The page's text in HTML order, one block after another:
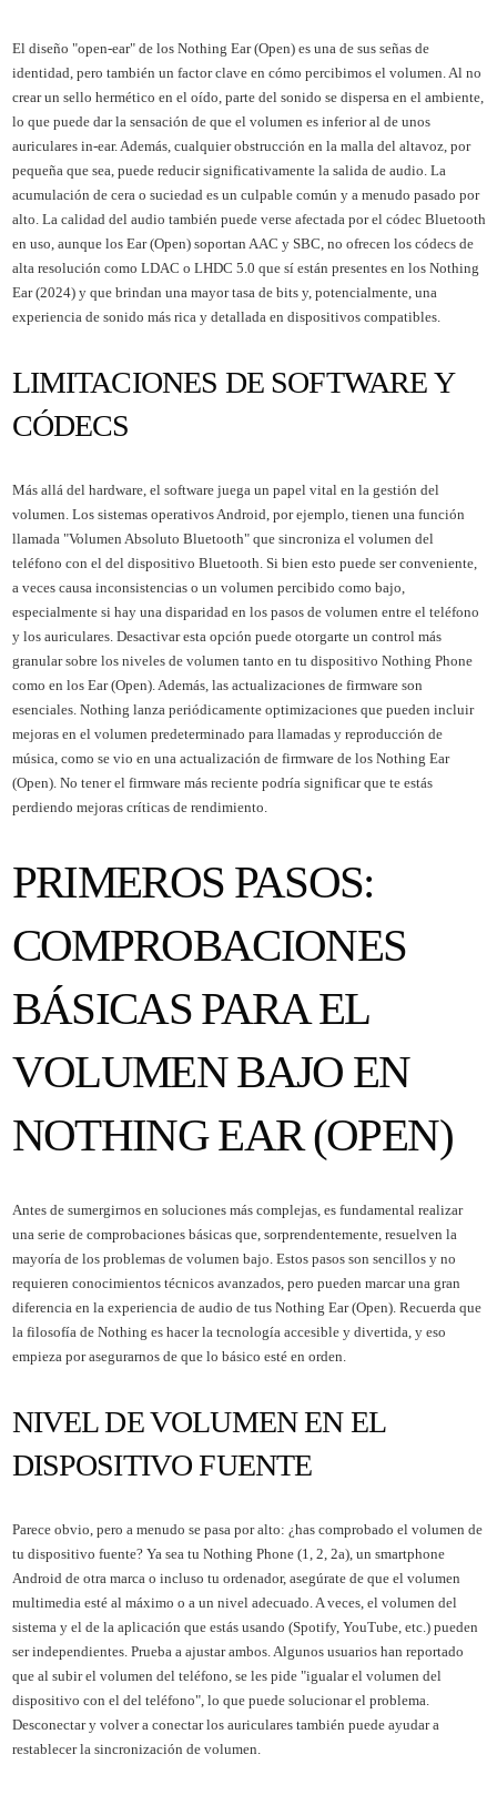
El diseño "open-ear" de los Nothing Ear (Open) es una de sus señas de
identidad, pero también un factor clave en cómo percibimos el volumen. Al no
crear un sello hermético en el oído, parte del sonido se dispersa en el ambiente,
lo que puede dar la sensación de que el volumen es inferior al de unos
auriculares in-ear. Además, cualquier obstrucción en la malla del altavoz, por
pequeña que sea, puede reducir significativamente la salida de audio. La
acumulación de cera o suciedad es un culpable común y a menudo pasado por
alto. La calidad del audio también puede verse afectada por el códec Bluetooth
en uso, aunque los Ear (Open) soportan AAC y SBC, no ofrecen los códecs de
alta resolución como LDAC o LHDC 5.0 que sí están presentes en los Nothing
Ear (2024) y que brindan una mayor tasa de bits y, potencialmente, una
experiencia de sonido más rica y detallada en dispositivos compatibles.
LIMITACIONES DE SOFTWARE Y
CÓDECS
Más allá del hardware, el software juega un papel vital en la gestión del
volumen. Los sistemas operativos Android, por ejemplo, tienen una función
llamada "Volumen Absoluto Bluetooth" que sincroniza el volumen del
teléfono con el del dispositivo Bluetooth. Si bien esto puede ser conveniente,
a veces causa inconsistencias o un volumen percibido como bajo,
especialmente si hay una disparidad en los pasos de volumen entre el teléfono
y los auriculares. Desactivar esta opción puede otorgarte un control más
granular sobre los niveles de volumen tanto en tu dispositivo Nothing Phone
como en los Ear (Open). Además, las actualizaciones de firmware son
esenciales. Nothing lanza periódicamente optimizaciones que pueden incluir
mejoras en el volumen predeterminado para llamadas y reproducción de
música, como se vio en una actualización de firmware de los Nothing Ear
(Open). No tener el firmware más reciente podría significar que te estás
perdiendo mejoras críticas de rendimiento.
PRIMEROS PASOS:
COMPROBACIONES
BÁSICAS PARA EL
VOLUMEN BAJO EN
NOTHING EAR (OPEN)
Antes de sumergirnos en soluciones más complejas, es fundamental realizar
una serie de comprobaciones básicas que, sorprendentemente, resuelven la
mayoría de los problemas de volumen bajo. Estos pasos son sencillos y no
requieren conocimientos técnicos avanzados, pero pueden marcar una gran
diferencia en la experiencia de audio de tus Nothing Ear (Open). Recuerda que
la filosofía de Nothing es hacer la tecnología accesible y divertida, y eso
empieza por asegurarnos de que lo básico esté en orden.
NIVEL DE VOLUMEN EN EL
DISPOSITIVO FUENTE
Parece obvio, pero a menudo se pasa por alto: ¿has comprobado el volumen de
tu dispositivo fuente? Ya sea tu Nothing Phone (1, 2, 2a), un smartphone
Android de otra marca o incluso tu ordenador, asegúrate de que el volumen
multimedia esté al máximo o a un nivel adecuado. A veces, el volumen del
sistema y el de la aplicación que estás usando (Spotify, YouTube, etc.) pueden
ser independientes. Prueba a ajustar ambos. Algunos usuarios han reportado
que al subir el volumen del teléfono, se les pide "igualar el volumen del
dispositivo con el del teléfono", lo que puede solucionar el problema.
Desconectar y volver a conectar los auriculares también puede ayudar a
restablecer la sincronización de volumen.